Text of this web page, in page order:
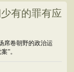
有的罪有应
席卷朝野的政治运
”。